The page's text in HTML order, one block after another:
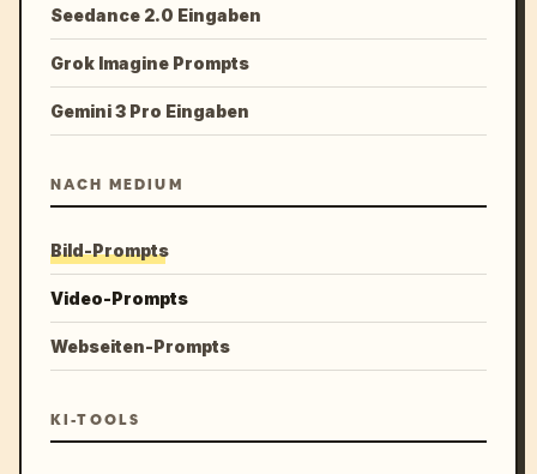
Seedance 2.0 Eingaben
Grok Imagine Prompts
Gemini 3 Pro Eingaben
NACH MEDIUM
Bild-Prompts
Video-Prompts
Webseiten-Prompts
KI-TOOLS